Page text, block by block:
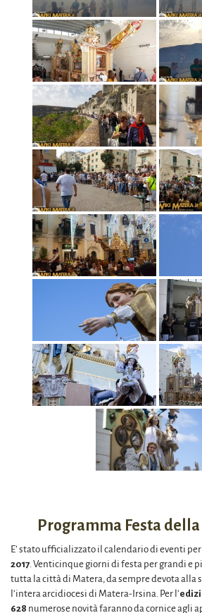
Programma Festa della
E’ stato ufficializzato il calendario di eventi per
2017 . Venticinque giorni di festa per grandi e
tutta la città di Matera, da sempre devota alla
l’intera arcidiocesi di Matera-Irsina. Per l’
628 numerose novità faranno da cornice agli